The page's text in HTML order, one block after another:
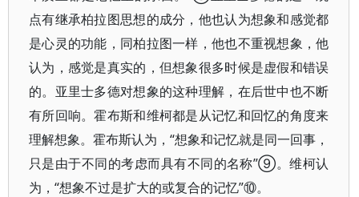
点有继承柏拉图思想的成分，他也认为想象和感觉都
是心灵的功能，同柏拉图一样，他也不重视想象，他
认为，感觉是真实的，但想象很多时候是虚假和错误
的。亚里士多德对想象的这种理解，在后世中也不断
有所回响。霍布斯和维柯都是从记忆和回忆的角度来
理解想象。霍布斯认为，“想象和记忆就是同一回事，
只是由于不同的考虑而具有不同的名称”⑨。维柯认
为，“想象不过是扩大的或复合的记忆”⑩。